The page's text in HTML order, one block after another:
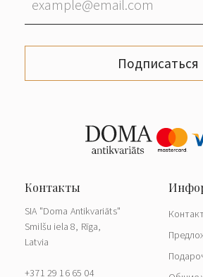
Подписаться
SIA "Doma Antikvariāts"
Smilšu iela 8, Rīga,
Latvia
+371 29 16 65 04